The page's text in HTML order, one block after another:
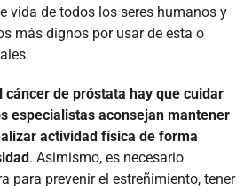
vida de todos los seres humanos y
más dignos por usar de esta o
de próstata hay que cuidar
especialistas aconsejan mantener
actividad física de forma
. Asimismo, es necesario
para prevenir el estreñimiento, tener